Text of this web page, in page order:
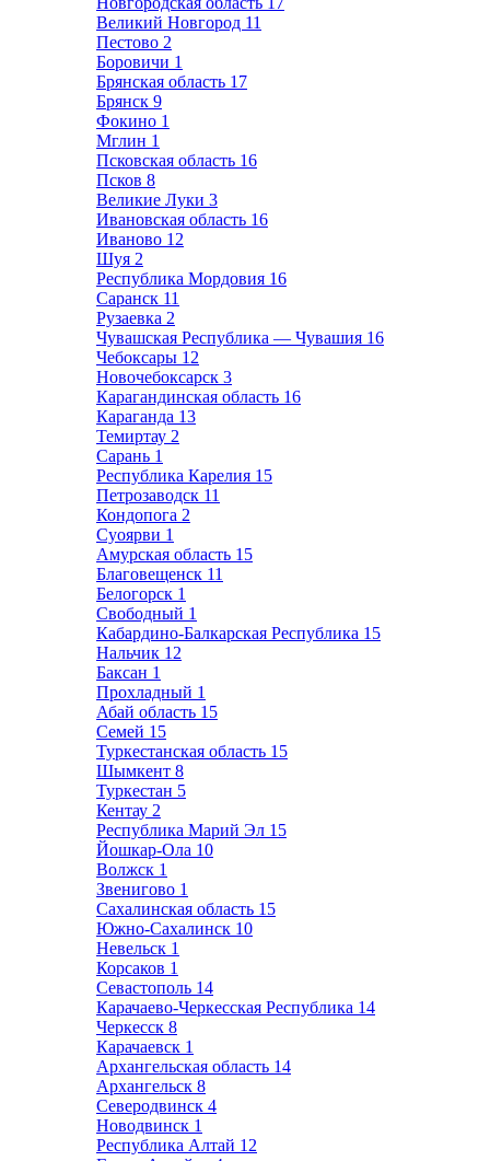
Великий Новгород 11
Пестово 2
Боровичи 1
Брянская область 17
Брянск 9
Фокино 1
Мглин 1
Псковская область 16
Псков 8
Великие Луки 3
Ивановская область 16
Иваново 12
Шуя 2
Республика Мордовия 16
Саранск 11
Рузаевка 2
Чувашская Республика — Чувашия 16
Чебоксары 12
Новочебоксарск 3
Карагандинская область 16
Караганда 13
Темиртау 2
Сарань 1
Республика Карелия 15
Петрозаводск 11
Кондопога 2
Суоярви 1
Амурская область 15
Благовещенск 11
Белогорск 1
Свободный 1
Кабардино-Балкарская Республика 15
Нальчик 12
Баксан 1
Прохладный 1
Абай область 15
Семей 15
Туркестанская область 15
Шымкент 8
Туркестан 5
Кентау 2
Республика Марий Эл 15
Йошкар-Ола 10
Волжск 1
Звенигово 1
Сахалинская область 15
Южно-Сахалинск 10
Невельск 1
Корсаков 1
Севастополь 14
Карачаево-Черкесская Республика 14
Черкесск 8
Карачаевск 1
Архангельская область 14
Архангельск 8
Северодвинск 4
Новодвинск 1
Республика Алтай 12